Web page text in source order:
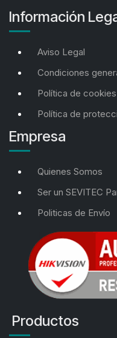
Información
Aviso Legal
Condiciones
Política de cookies
Política de
Empresa
Quienes Somos
Ser un SEVITEC
Politicas de Envío
Productos